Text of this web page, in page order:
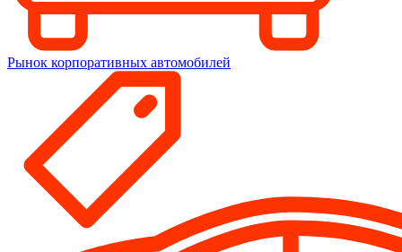
Рынок корпоративных автомобилей